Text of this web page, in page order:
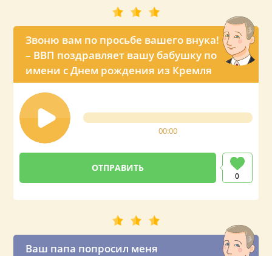
Звоню вам по просьбе вашего внука!
– ВВП поздравляет вашу бабушку по
имени с Днем рождения из Кремля
00:00
0
Ваш папа попросил меня